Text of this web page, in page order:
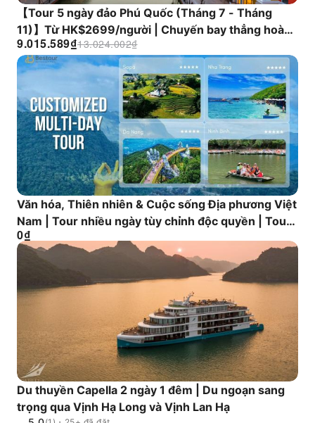
【Tour 5 ngày đảo Phú Quốc (Tháng 7 - Tháng
11)】Từ HK$2699/người | Chuyến bay thẳng hoàn
toàn mới của Sun Air (không phải hãng hàng không
giá rẻ) | Công viên tự nhiên Sun World Tương Đảo
+ Bãi biển Hoàng hôn + Công viên nước Tương Đảo
+ Thế giới Phú Quốc | Vé trọn gói | Thưởng thức
các tiết mục văn hóa truyền thống Việt Nam
"Truyền thuyết cây trúc" + "Vũ điệu nước" - màn
trình diễn ánh sáng và màn nước ngoạn mục |
Thưởng thức ẩm thực Việt Nam chính thống | 4
đêm liên tiếp tại khách sạn 5 sao
₫
9.015.589 ₫
13.024.002
Văn hóa, Thiên nhiên & Cuộc sống Địa phương Việt
Nam | Tour nhiều ngày tùy chỉnh độc quyền | Tour
riêng theo yêu cầu
₫
0
Du thuyền Capella 2 ngày 1 đêm | Du ngoạn sang
trọng qua Vịnh Hạ Long và Vịnh Lan Hạ